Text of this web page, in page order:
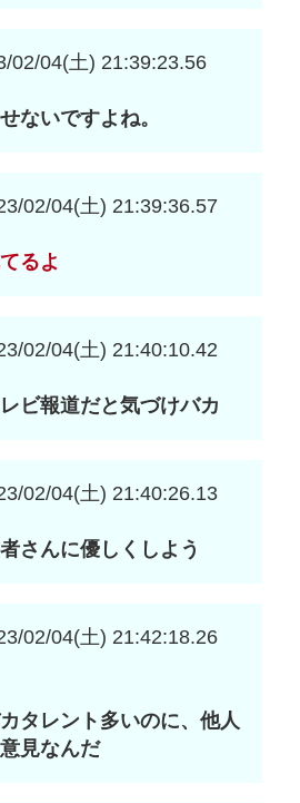
02/04(土) 21:39:23.56
ないですよね。
02/04(土) 21:39:36.57
るよ
02/04(土) 21:40:10.42
ビ報道だと気づけバカ
02/04(土) 21:40:26.13
さんに優しくしよう
02/04(土) 21:42:18.26
タレント多いのに、他人
見なんだ